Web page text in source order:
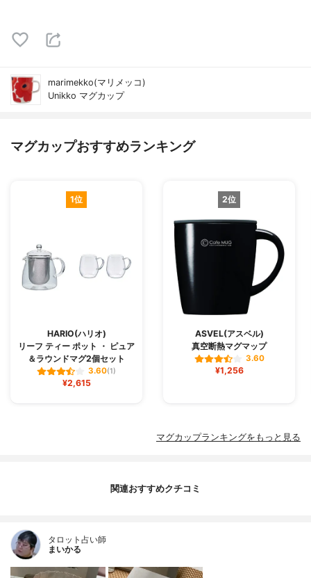
marimekko(マリメッコ)
Unikko マグカップ
マグカップおすすめランキング
1位
HARIO(ハリオ)
リーフ ティー ポット ・ ピュア
＆ラウンドマグ2個セット
3.60(1)
¥2,615
2位
ASVEL(アスベル)
真空断熱マグマップ
3.60
¥1,256
マグカップランキングをもっと見る
関連おすすめクチコミ
タロット占い師
まいかる